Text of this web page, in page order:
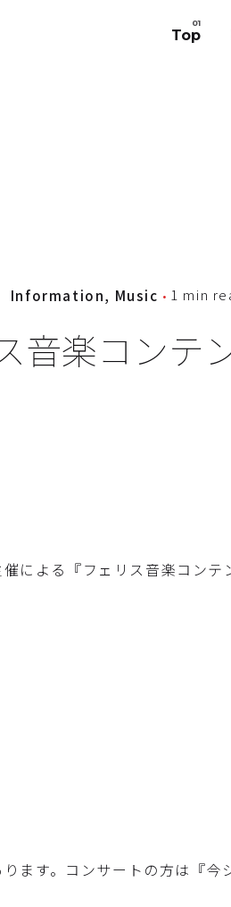
Top
Information Music 1 min
音楽コンテ
による『フェリス音楽コンテ
ます。コンサートの方は『今